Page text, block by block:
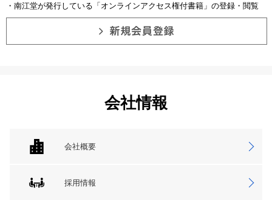
・南江堂が発行している「オンラインアクセス権付書籍」の登録・閲覧
会社情報
会社概要
採用情報